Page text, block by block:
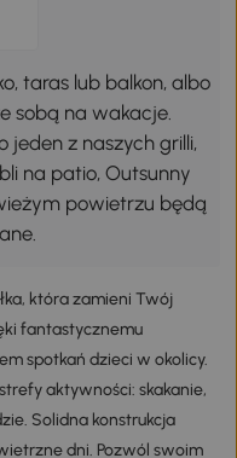
taras lub balkon, albo
sobą na wakacje.
jeden z naszych grilli,
na patio, Outsunny
powietrzu będą
która zamieni Twój
fantastycznemu
spotkań dzieci w okolicy.
aktywności: skakanie,
Solidna konstrukcja
dni. Pozwól swoim